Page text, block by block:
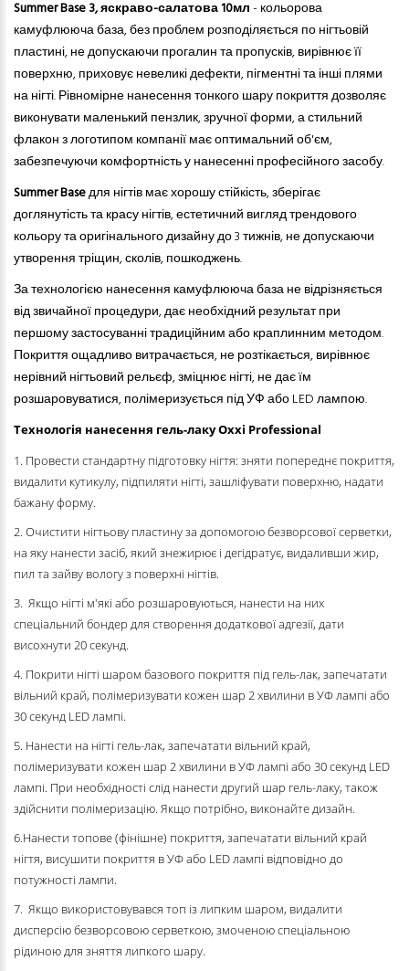
Summer Base 3, яскраво-салатова 10мл- кольорова
камуфлююча база, без проблем розподіляється по нігтьовій
пластині, не допускаючи прогалин та пропусків, вирівнює її
поверхню, приховує невеликі дефекти, пігментні та інші плями
на нігті. Рівномірне нанесення тонкого шару покриття дозволяє
виконувати маленький пензлик, зручної форми, а стильний
флакон з логотипом компанії має оптимальний об'єм,
забезпечуючи комфортність у нанесенні професійного засобу.
Summer Baseдля нігтів має хорошу стійкість, зберігає
доглянутість та красу нігтів, естетичний вигляд трендового
кольору та оригінального дизайну до 3 тижнів, не допускаючи
утворення тріщин, сколів, пошкоджень.
За технологією нанесення камуфлююча база не відрізняється
від звичайної процедури, дає необхідний результат при
першому застосуванні традиційним або краплинним методом.
Покриття ощадливо витрачається, не розтікається, вирівнює
нерівний нігтьовий рельєф, зміцнює нігті, не дає їм
розшаровуватися, полімеризується під УФ або LED лампою.
Технологія нанесення гель-лаку Oxxi Professional
1. Провести стандартну підготовку нігтя: зняти попереднє покриття,
видалити кутикулу, підпиляти нігті, зашліфувати поверхню, надати
бажану форму.
2. Очистити нігтьову пластину за допомогою безворсової серветки,
на яку нанести засіб, який знежирює і дегідратує, видаливши жир,
пил та зайву вологу з поверхні нігтів.
3. Якщо нігті м'які або розшаровуються, нанести на них
спеціальний бондер для створення додаткової адгезії, дати
висохнути 20 секунд.
4. Покрити нігті шаром базового покриття під гель-лак, запечатати
вільний край, полімеризувати кожен шар 2 хвилини в УФ лампі або
30 секунд LED лампі.
5. Нанести на нігті гель-лак, запечатати вільний край,
полімеризувати кожен шар 2 хвилини в УФ лампі або 30 секунд LED
лампі. При необхідності слід нанести другий шар гель-лаку, також
здійснити полімеризацію. Якщо потрібно, виконайте дизайн.
6.Нанести топове (фінішне) покриття, запечатати вільний край
нігтя, висушити покриття в УФ або LED лампі відповідно до
потужності лампи.
7. Якщо використовувався топ із липким шаром, видалити
дисперсію безворсовою серветкою, змоченою спеціальною
рідиною для зняття липкого шару.